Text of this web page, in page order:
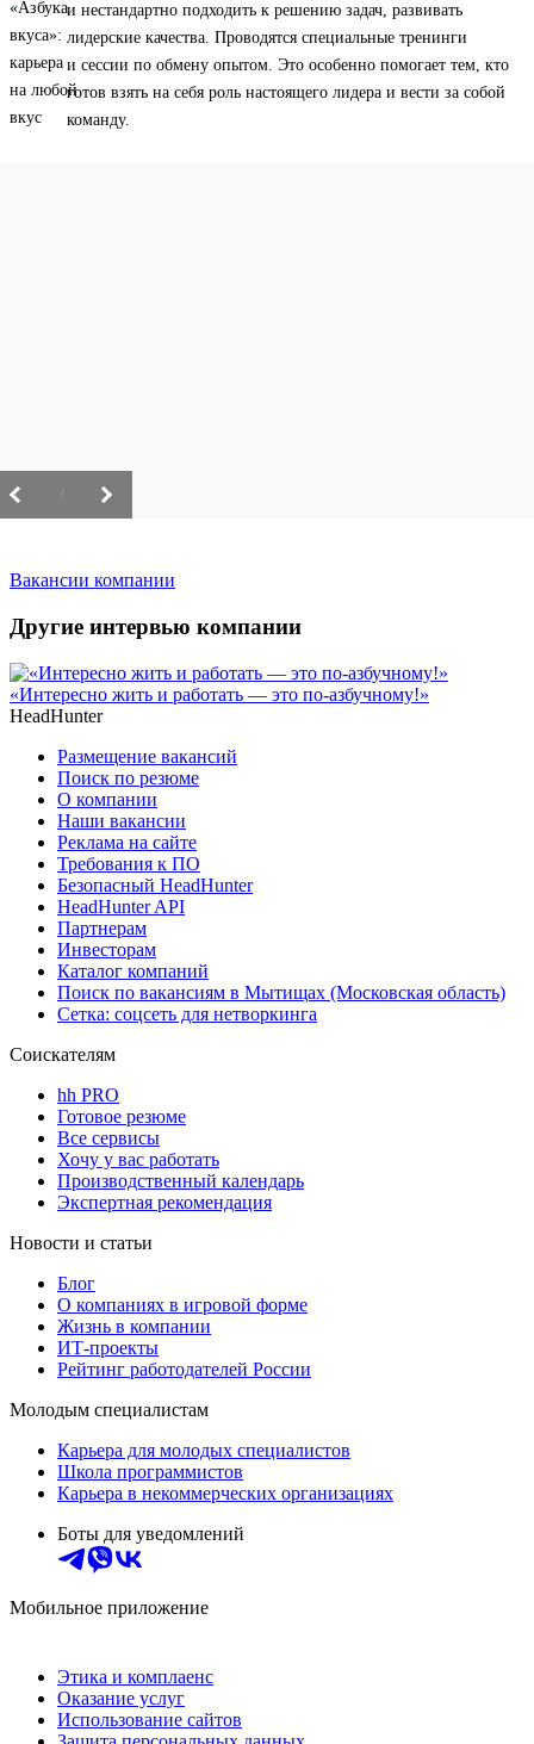
и нестандартно подходить к решению задач, развивать
лидерские качества. Проводятся специальные тренинги
и сессии по обмену опытом. Это особенно помогает тем, кто
готов взять на себя роль настоящего лидера и вести за собой
команду.
Вакансии компании
Другие интервью компании
«Интересно жить и работать — это по-азбучному!»
HeadHunter
Размещение вакансий
Поиск по резюме
О компании
Наши вакансии
Реклама на сайте
Требования к ПО
Безопасный HeadHunter
HeadHunter API
Партнерам
Инвесторам
Каталог компаний
Поиск по вакансиям в Мытищах (Московская область)
Сетка: соцсеть для нетворкинга
Соискателям
hh PRO
Готовое резюме
Все сервисы
Хочу у вас работать
Производственный календарь
Экспертная рекомендация
Новости и статьи
Блог
О компаниях в игровой форме
Жизнь в компании
ИТ-проекты
Рейтинг работодателей России
Молодым специалистам
Карьера для молодых специалистов
Школа программистов
Карьера в некоммерческих организациях
Боты для уведомлений
Мобильное приложение
Этика и комплаенс
Оказание услуг
Использование сайтов